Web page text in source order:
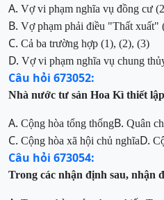
A. Vợ vi phạm nghĩa vụ đồng cư
B. Vợ phạm phải điều "Thất xuất"
C. Cả ba trường hợp (1), (2), (3)
D. Vợ vi phạm nghĩa vụ chung
Câu hỏi 673052:
Nhà nước tư sản Hoa Kì thiết
A. Cộng hòa tổng thốngB. Quân
C. Cộng hòa xã hội chủ nghĩaD.
Câu hỏi 673054:
Trong các nhận định sau, nhận